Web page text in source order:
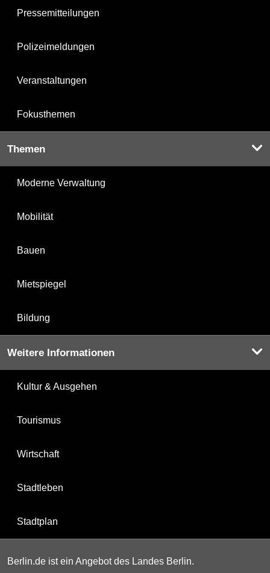
Pressemitteilungen
Polizeimeldungen
Veranstaltungen
Fokusthemen
Themen
Moderne Verwaltung
Mobilität
Bauen
Mietspiegel
Bildung
Weitere Informationen
Kultur & Ausgehen
Tourismus
Wirtschaft
Stadtleben
Stadtplan
Berlin.de ist ein Angebot des Landes Berlin.